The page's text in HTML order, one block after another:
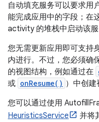
自动填充服务可以要求用
能完成应用中的字段；在
activity 的堆栈中启动该
您无需更新应用即可支持
内进行。不过，您必须
的视图结构，例如通过在
或 onResume() ）中创建
您可以通过使用
HeuristicsService
并将